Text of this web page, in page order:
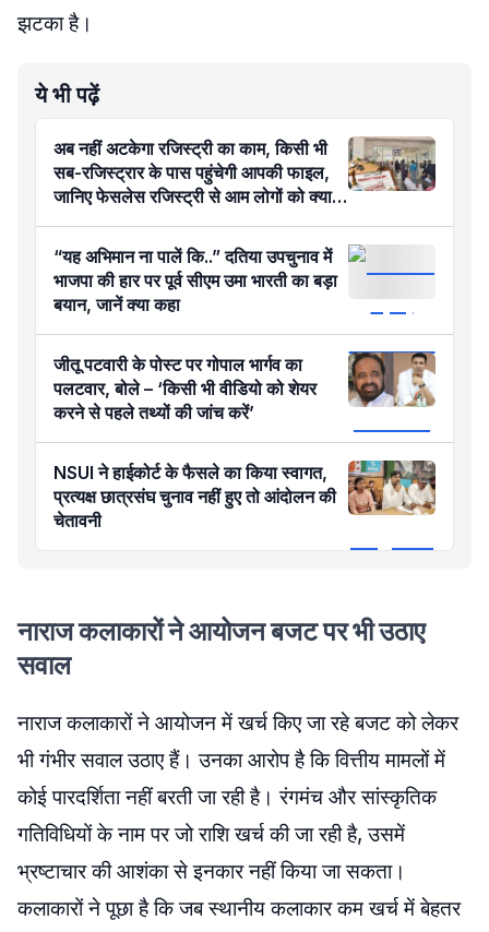
झटका है।
ये भी पढ़ें
अब नहीं अटकेगा रजिस्ट्री का काम, किसी भी
सब-रजिस्ट्रार के पास पहुंचेगी आपकी फाइल,
जानिए फेसलेस रजिस्ट्री से आम लोगों को क्या
होगा फायदा?
“यह अभिमान ना पालें कि..” दतिया उपचुनाव में
भाजपा की हार पर पूर्व सीएम उमा भारती का बड़ा
बयान, जानें क्या कहा
जीतू पटवारी के पोस्ट पर गोपाल भार्गव का
पलटवार, बोले – ‘किसी भी वीडियो को शेयर
करने से पहले तथ्यों की जांच करें’
NSUI ने हाईकोर्ट के फैसले का किया स्वागत,
प्रत्यक्ष छात्रसंघ चुनाव नहीं हुए तो आंदोलन की
चेतावनी
नाराज कलाकारों ने आयोजन बजट पर भी उठाए
सवाल
नाराज कलाकारों ने आयोजन में खर्च किए जा रहे बजट को लेकर
भी गंभीर सवाल उठाए हैं। उनका आरोप है कि वित्तीय मामलों में
कोई पारदर्शिता नहीं बरती जा रही है। रंगमंच और सांस्कृतिक
गतिविधियों के नाम पर जो राशि खर्च की जा रही है, उसमें
भ्रष्टाचार की आशंका से इनकार नहीं किया जा सकता।
कलाकारों ने पूछा है कि जब स्थानीय कलाकार कम खर्च में बेहतर